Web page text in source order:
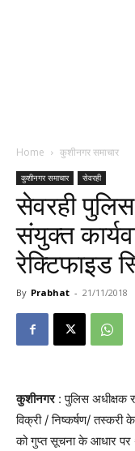
Home कुशीनगर समाचार
कुशीनगर समाचार सेवरही
सेवरही
संयुक्त
रेक्टिफाइड
By Prabhat - 21/11/2018
कुशीनगर: पुलिस अधीक्षक
विक्री / निष्कर्षण/
को गुप्त सूचना के आधार पर